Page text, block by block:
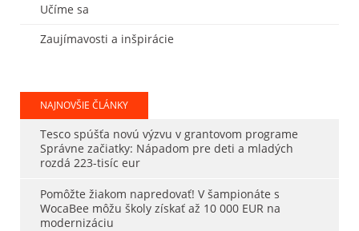
Učíme sa
Zaujímavosti a inšpirácie
NAJNOVŠIE ČLÁNKY
Tesco spúšťa novú výzvu v grantovom programe
Správne začiatky: Nápadom pre deti a mladých
rozdá 223-tisíc eur
Pomôžte žiakom napredovať! V šampionáte s
WocaBee môžu školy získať až 10 000 EUR na
modernizáciu